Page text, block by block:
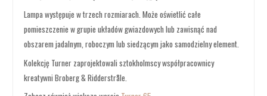
Lampa występuje w trzech rozmiarach. Może oświetlić całe
pomieszczenie w grupie układów gwiazdowych lub zawisnąć nad
obszarem jadalnym, roboczym lub siedzącym jako samodzielny element.
Kolekcję Turner zaprojektowali sztokholmscy współpracownicy
kreatywni Broberg & Ridderstråle.